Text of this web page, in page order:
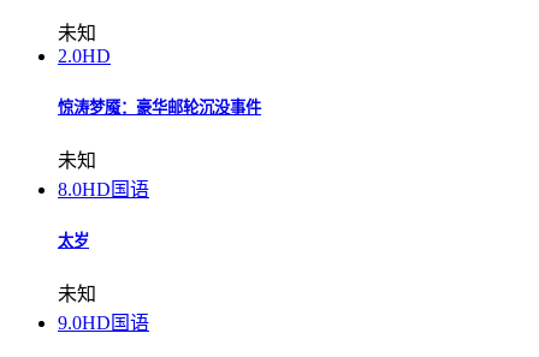
未知
2.0HD
惊涛梦魇：豪华邮轮沉没事件
未知
8.0HD国语
太岁
未知
9.0HD国语